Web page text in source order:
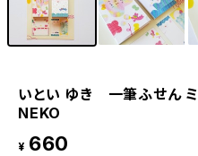
いとい ゆき 一筆ふせん
NEKO
¥ 660